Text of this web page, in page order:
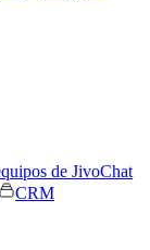
de JivoChat
CRM